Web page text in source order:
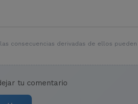
consecuencias derivadas de ellos
tu comentario